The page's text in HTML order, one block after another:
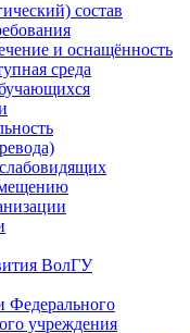
состав
и оснащённость
среда
ВолГУ
Федерального
учреждения